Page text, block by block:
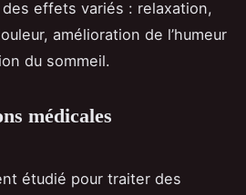
effets variés : relaxation,
amélioration de l’humeur
du sommeil.
médicales
étudié pour traiter des